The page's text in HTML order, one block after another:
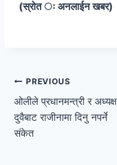
(स्रोत ः अनलाईन खबर)
PREVIOUS
ओलीले प्रधानमन्त्री र अध्यक्ष
दुवैबाट राजीनामा दिनु नपर्ने
संकेत